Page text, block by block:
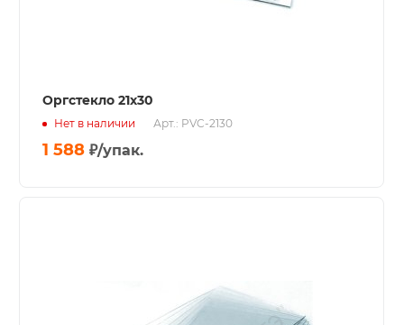
Оргстекло 21х30
Нет в наличии Арт.: PVC-2130
1 588 ₽/упак.